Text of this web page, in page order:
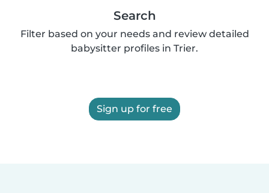
Search
Filter based on your needs and review detailed
babysitter profiles in Trier.
Sign up for free